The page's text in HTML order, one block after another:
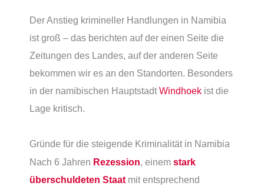
Der Anstieg krimineller Handlungen in Namibia
ist groß – das berichten auf der einen Seite die
Zeitungen des Landes, auf der anderen Seite
bekommen wir es an den Standorten. Besonders
in der namibischen HauptstadtWindhoek ist die
Lage kritisch.
Gründe für die steigende Kriminalität in Namibia
Nach 6 Jahren Rezession, einem stark
überschuldeten Staat mit entsprechend